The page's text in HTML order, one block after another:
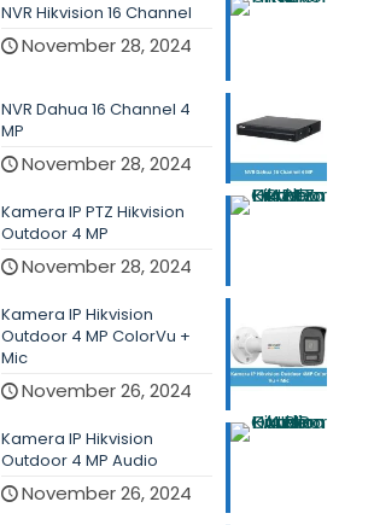
NVR Hikvision 16 Channel
November 28, 2024
NVR Dahua 16 Channel 4
MP
November 28, 2024
Kamera IP PTZ Hikvision
Outdoor 4 MP
November 28, 2024
Kamera IP Hikvision
Outdoor 4 MP ColorVu +
Mic
November 26, 2024
Kamera IP Hikvision
Outdoor 4 MP Audio
November 26, 2024